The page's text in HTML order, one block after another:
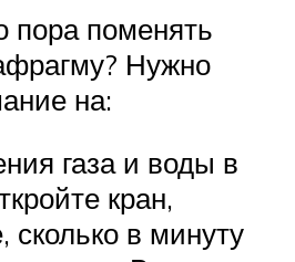
пора поменять
Нужно
на:
газа и воды в
кран,
сколько в минуту